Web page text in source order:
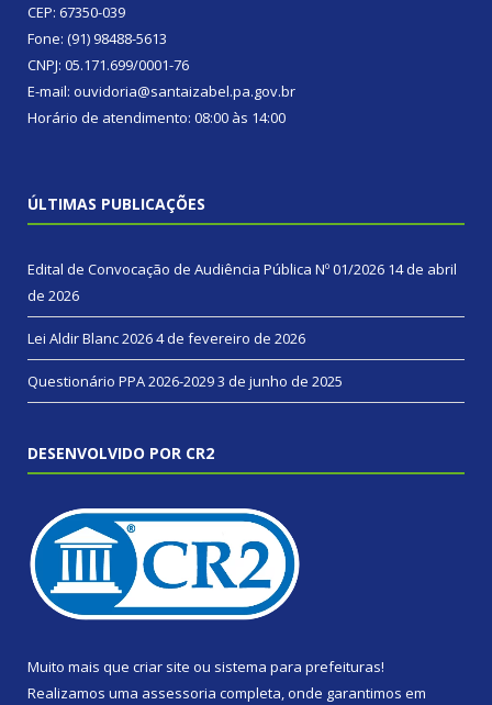
CEP: 67350-039
Fone: (91) 98488-5613
CNPJ: 05.171.699/0001-76
E-mail: ouvidoria@santaizabel.pa.gov.br
Horário de atendimento: 08:00 às 14:00
ÚLTIMAS PUBLICAÇÕES
Edital de Convocação de Audiência Pública Nº 01/2026 14 de abril
de 2026
Lei Aldir Blanc 20264 de fevereiro de 2026
Questionário PPA 2026-20293 de junho de 2025
DESENVOLVIDO POR CR2
Muito mais que criar site ou sistema para prefeituras!
Realizamos uma assessoria completa, onde garantimos em